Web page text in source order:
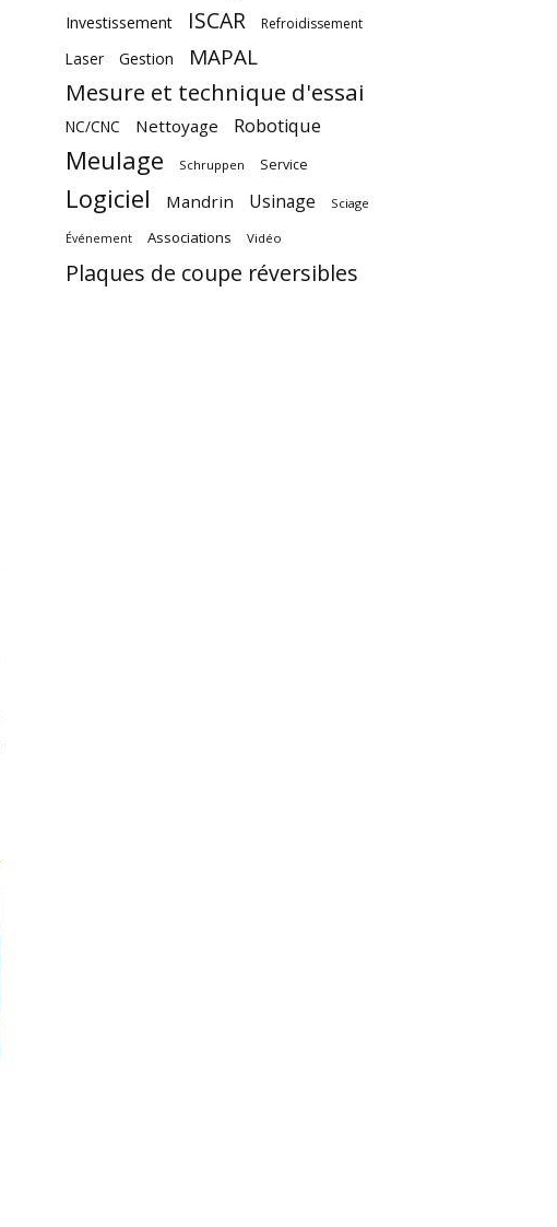
Investissement ISCAR Refroidissement
Laser Gestion MAPAL
Mesure et technique d'essai
NC/CNC Nettoyage Robotique
Meulage Schruppen Service
Logiciel Mandrin Usinage Sciage
Événement Associations Vidéo
Plaques de coupe réversibles